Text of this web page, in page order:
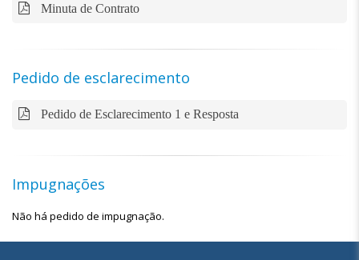
Minuta de Contrato
Pedido de esclarecimento
Pedido de Esclarecimento 1 e Resposta
Impugnações
Não há pedido de impugnação.